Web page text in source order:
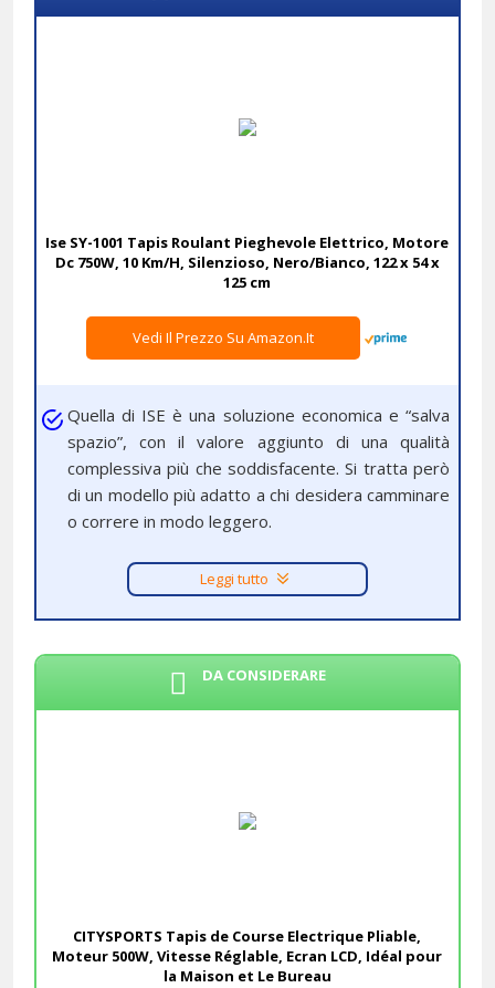
Ise SY-1001 Tapis Roulant Pieghevole Elettrico, Motore
Dc 750W, 10 Km/H, Silenzioso, Nero/Bianco, 122 x 54 x
125 cm
Vedi Il Prezzo Su Amazon.it
Quella di ISE è una soluzione economica e “salva
spazio”, con il valore aggiunto di una qualità
complessiva più che soddisfacente. Si tratta però
di un modello più adatto a chi desidera camminare
o correre in modo leggero.
Leggi tutto
DA CONSIDERARE
CITYSPORTS Tapis de Course Electrique Pliable,
Moteur 500W, Vitesse Réglable, Ecran LCD, Idéal pour
la Maison et Le Bureau